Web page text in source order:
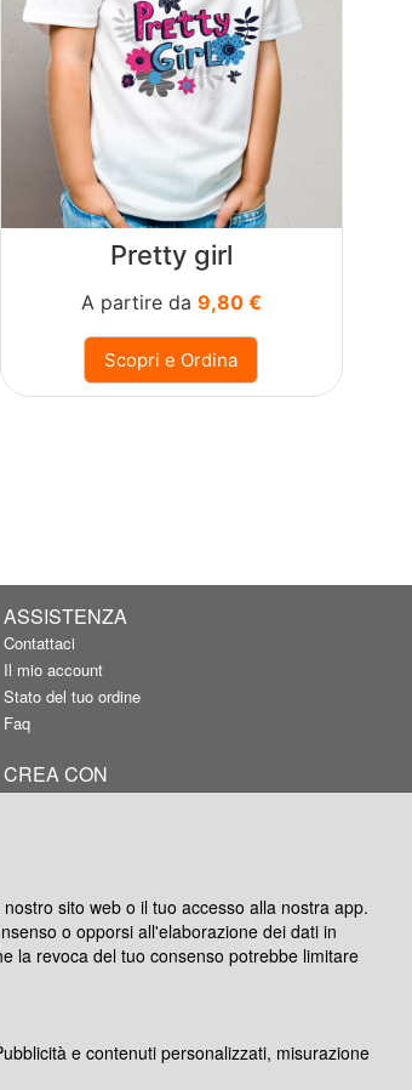
Pretty girl
A partire da 9,80 €
Scopri e Ordina
ASSISTENZA
Contattaci
Il mio account
Stato del tuo ordine
Faq
CREA CON
sito web o il tuo accesso alla nostra app.
o opporsi all'elaborazione dei dati in
la revoca del tuo consenso potrebbe limitare
e contenuti personalizzati, misurazione